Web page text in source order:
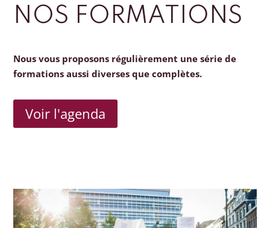
NOS FORMATIONS
Nous vous proposons régulièrement une série de
formations aussi diverses que complètes.
Voir l'agenda